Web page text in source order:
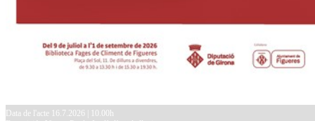
Data de l'acte 16.7.2026 | 10.00h